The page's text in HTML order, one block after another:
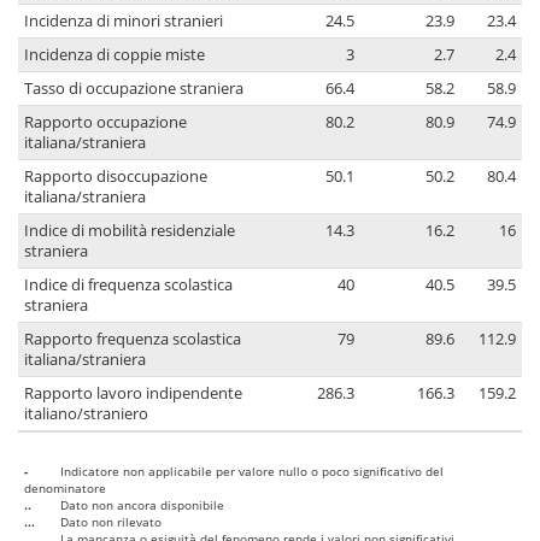
Incidenza di minori stranieri
24.5 23.9
23.4
Incidenza di coppie miste
3 2.7
2.4
Tasso di occupazione straniera
66.4 58.2
58.9
Rapporto occupazione
italiana/straniera
80.2 80.9 74.9
Rapporto disoccupazione
italiana/straniera
50.1 50.2 80.4
Indice di mobilità residenziale
straniera
14.3 16.2 16
Indice di frequenza scolastica
straniera
40 40.5 39.5
Rapporto frequenza scolastica
italiana/straniera
79 89.6 112.9
Rapporto lavoro indipendente
italiano/straniero
286.3 166.3 159.2
-
Indicatore non applicabile per valore nullo o poco significativo del
denominatore
..
Dato non ancora disponibile
...
Dato non rilevato